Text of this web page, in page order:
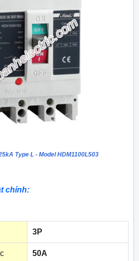
Type L - Model HDM1100L503
chính:
3P
50A